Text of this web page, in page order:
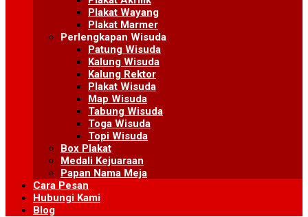
Plakat Wayang
Plakat Marmer
Perlengkapan Wisuda
Patung Wisuda
Kalung Wisuda
Kalung Rektor
Plakat Wisuda
Map Wisuda
Tabung Wisuda
Toga Wisuda
Topi Wisuda
Box Plakat
Medali Kejuaraan
Papan Nama Meja
Cara Pesan
Hubungi Kami
Blog